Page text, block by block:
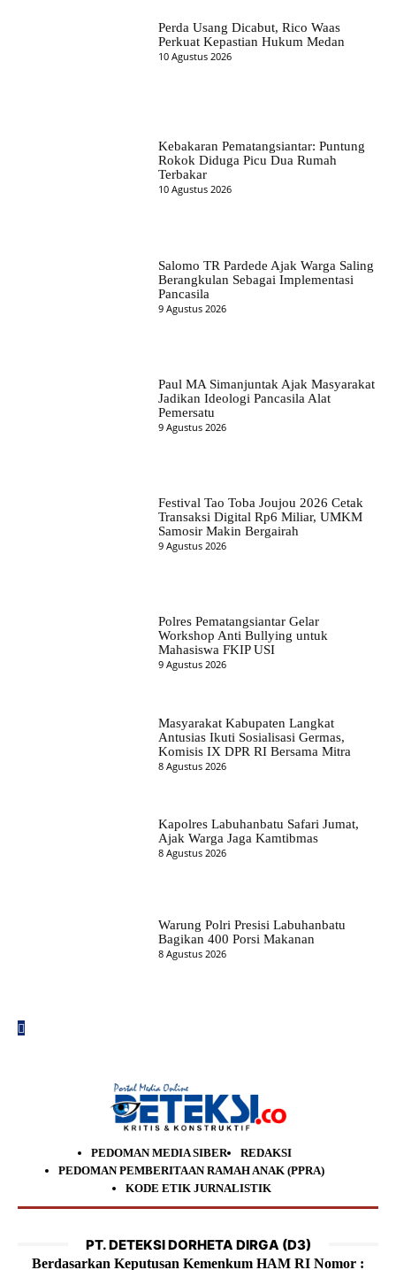
Perda Usang Dicabut, Rico Waas
Perkuat Kepastian Hukum Medan
10 Agustus 2026
Kebakaran Pematangsiantar: Puntung
Rokok Diduga Picu Dua Rumah
Terbakar
10 Agustus 2026
Salomo TR Pardede Ajak Warga Saling
Berangkulan Sebagai Implementasi
Pancasila
9 Agustus 2026
Paul MA Simanjuntak Ajak Masyarakat
Jadikan Ideologi Pancasila Alat
Pemersatu
9 Agustus 2026
Festival Tao Toba Joujou 2026 Cetak
Transaksi Digital Rp6 Miliar, UMKM
Samosir Makin Bergairah
9 Agustus 2026
Polres Pematangsiantar Gelar
Workshop Anti Bullying untuk
Mahasiswa FKIP USI
9 Agustus 2026
Masyarakat Kabupaten Langkat
Antusias Ikuti Sosialisasi Germas,
Komisis IX DPR RI Bersama Mitra
8 Agustus 2026
Kapolres Labuhanbatu Safari Jumat,
Ajak Warga Jaga Kamtibmas
8 Agustus 2026
Warung Polri Presisi Labuhanbatu
Bagikan 400 Porsi Makanan
8 Agustus 2026
PEDOMAN MEDIA SIBER
REDAKSI
PEDOMAN PEMBERITAAN RAMAH ANAK (PPRA)
KODE ETIK JURNALISTIK
PT. DETEKSI DORHETA DIRGA (D3)
Berdasarkan Keputusan Kemenkum HAM RI Nomor :